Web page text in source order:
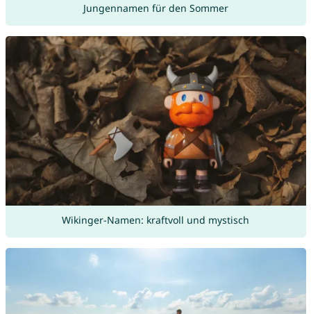
Jungennamen für den Sommer
Wikinger-Namen: kraftvoll und mystisch